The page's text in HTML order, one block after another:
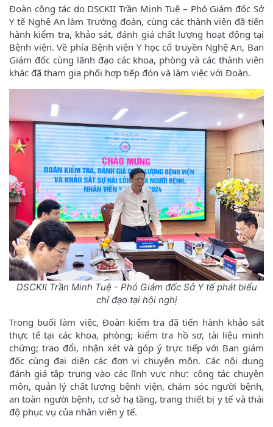
Đoàn công tác do DSCKII Trần Minh Tuệ – Phó Giám đốc Sở
Y tế Nghệ An làm Trưởng đoàn, cùng các thành viên đã tiến
hành kiểm tra, khảo sát, đánh giá chất lượng hoạt động tại
Bệnh viện. Về phía Bệnh viện Y học cổ truyền Nghệ An, Ban
Giám đốc cùng lãnh đạo các khoa, phòng và các thành viên
khác đã tham gia phối hợp tiếp đón và làm việc với Đoàn.
DSCKII Trần Minh Tuệ - Phó Giám đốc Sở Y tế phát biểu
chỉ đạo tại hội nghị
Trong buổi làm việc, Đoàn kiểm tra đã tiến hành khảo sát
thực tế tại các khoa, phòng; kiểm tra hồ sơ, tài liệu minh
chứng; trao đổi, nhận xét và góp ý trực tiếp với Ban giám
đốc cùng đại diện các đơn vị chuyên môn. Các nội dung
đánh giá tập trung vào các lĩnh vực như: công tác chuyên
môn, quản lý chất lượng bệnh viện, chăm sóc người bệnh,
an toàn người bệnh, cơ sở hạ tầng, trang thiết bị y tế và thái
độ phục vụ của nhân viên y tế.